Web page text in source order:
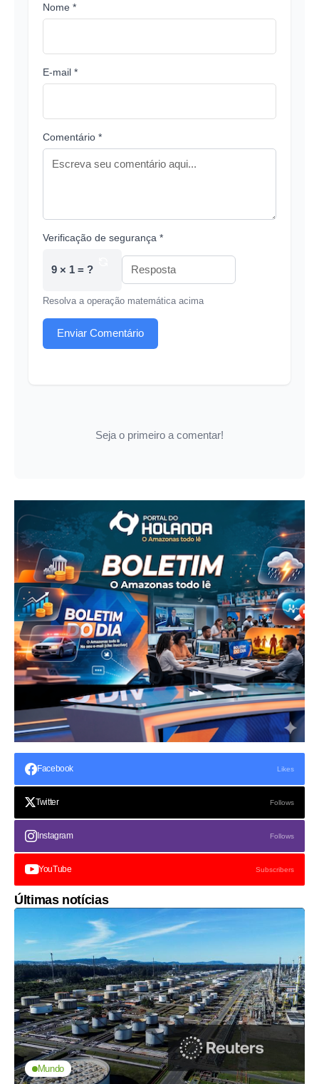
Nome *
E-mail *
Comentário *
Verificação de segurança *
9 × 1 = ?
Resolva a operação matemática acima
Enviar Comentário
Seja o primeiro a comentar!
Facebook Likes
Twitter Follows
Instagram Follows
YouTube Subscribers
Últimas notícias
Mundo